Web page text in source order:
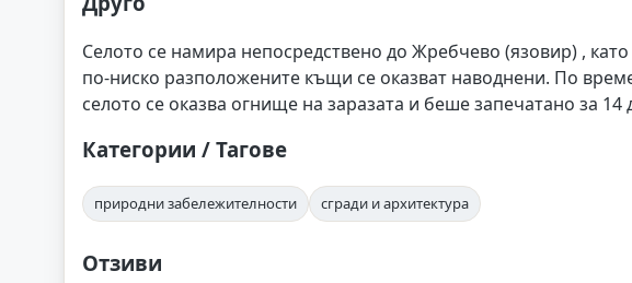
Селото се намира непосредствено до Жребчево (язовир) ,
по-ниско разположените къщи се оказват наводнени. По
селото се оказва огнище на заразата и беше запечатано за 14
Категории / Тагове
природни забележителности сгради и архитектура
Отзиви